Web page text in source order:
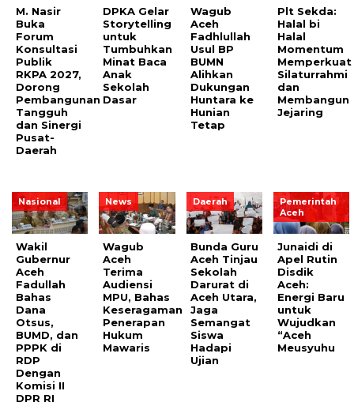
M. Nasir
Buka
Forum
Konsultasi
Publik
RKPA 2027,
Dorong
Pembangunan
Tangguh
dan Sinergi
Pusat-
Daerah
DPKA Gelar
Storytelling
untuk
Tumbuhkan
Minat Baca
Anak
Sekolah
Dasar
Wagub
Aceh
Fadhlullah
Usul BP
BUMN
Alihkan
Dukungan
Huntara ke
Hunian
Tetap
Plt Sekda:
Halal bi
Halal
Momentum
Memperkuat
Silaturrahmi
dan
Membangun
Jejaring
Nasional
Wakil
Gubernur
Aceh
Fadullah
Bahas
Dana
Otsus,
BUMD, dan
PPPK di
RDP
Dengan
Komisi II
DPR RI
News
Wagub
Aceh
Terima
Audiensi
MPU, Bahas
Keseragaman
Penerapan
Hukum
Mawaris
Daerah
Bunda Guru
Aceh Tinjau
Sekolah
Darurat di
Aceh Utara,
Jaga
Semangat
Siswa
Hadapi
Ujian
Pemerintah
Aceh
Junaidi di
Apel Rutin
Disdik
Aceh:
Energi Baru
untuk
Wujudkan
“Aceh
Meusyuhu